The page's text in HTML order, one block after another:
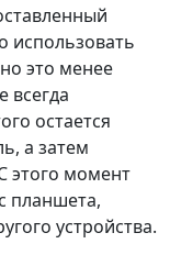
использовать
это менее
всегда
остается
а затем
этого момент
планшета,
устройства.